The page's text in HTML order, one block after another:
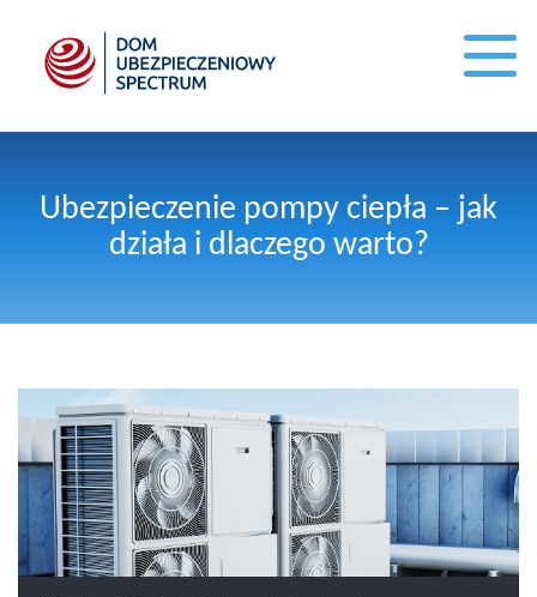
Ubezpieczenie pompy ciepła – jak
działa i dlaczego warto?